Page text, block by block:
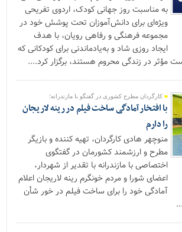
به مناسبت روز جهانی کودک، اردوی تفریحی
ویژه‌ای برای دانش‌آموزان تحت پوشش خود در
مجموعه فرهنگی و رفاهی رویان، با هدف
ایجاد روزی شاد و به‌یادماندنی برای کودکانی که
مؤثر در زندگی محروم هستند، برگزار کرد....
كارگردان مطرح کشوری در گفتگو با مازندرانه؛
با افتخار آمادگی ساخت فیلم در رینه لاریجان
را دارم
منوچهر هادی کارگردان، تهیه کننده و بازیگر
مطرح و ارزشمند کشورمان در گفتگوی
اختصاصی با مازندرانه با تقدیر از شهردار،
اعضای شورا و مردم خونگرم رینه لاریجان اعلام
آمادگی خود را برای ساخت فیلم در خور شأن